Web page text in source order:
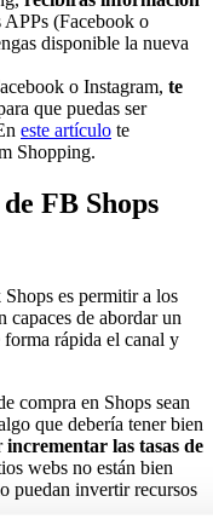
APPs (Facebook o
disponible la nueva
o Instagram, te
que puedas ser
este artículo te
Shopping.
FB Shops
es permitir a los
capaces de abordar un
rápida el canal y
compra en Shops sean
que debería tener bien
incrementar las tasas de
webs no están bien
puedan invertir recursos